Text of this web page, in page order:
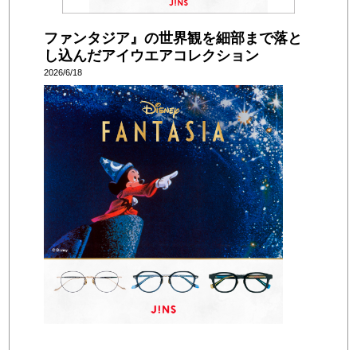
ファンタジア』の世界観を細部まで落と
し込んだアイウエアコレクション
2026/6/18